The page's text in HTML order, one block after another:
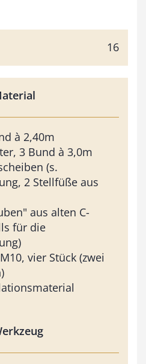
16
à 2,40m
3 Bund à 3,0m
(s.
2 Stellfüße aus
aus alten C-
für die
vier Stück (zwei